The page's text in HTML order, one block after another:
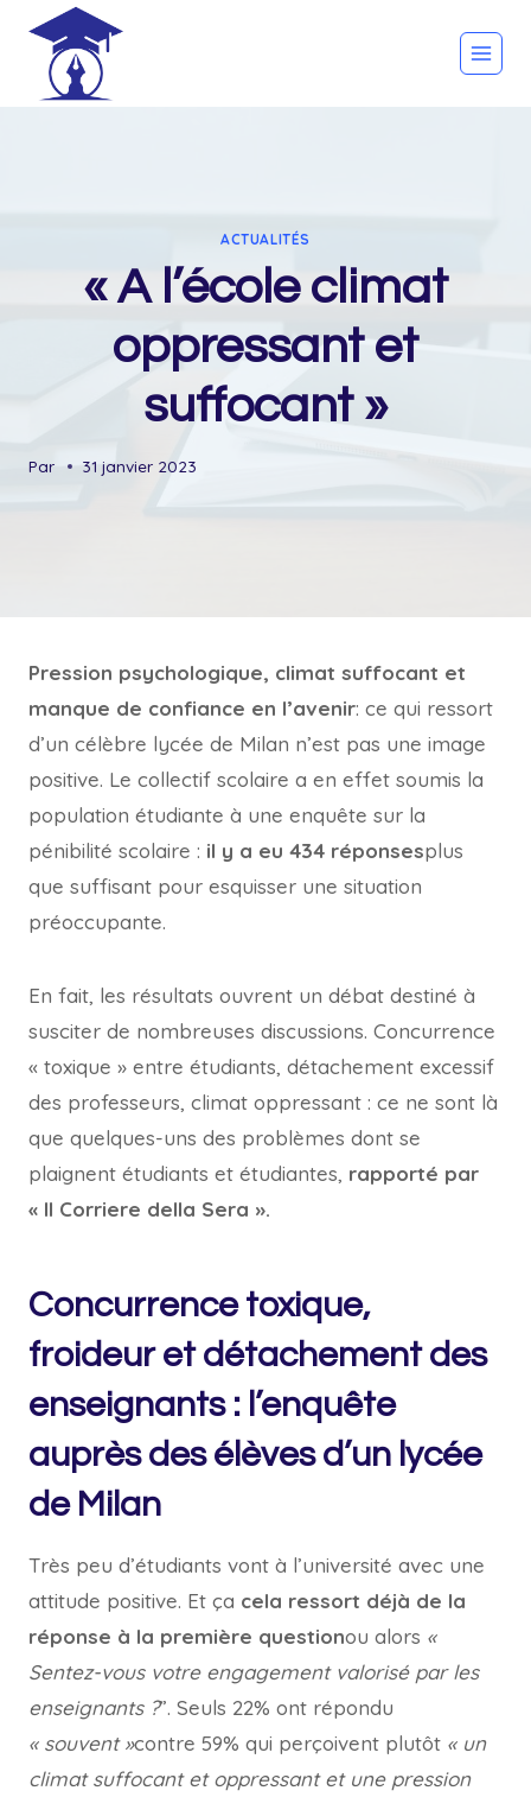
content
ACTUALITÉS
« A l’école climat
oppressant et
suffocant »
Par 31 janvier 2023
Pression psychologique, climat suffocant et
manque de confiance en l’avenir: ce qui ressort
d’un célèbre lycée de Milan n’est pas une image
positive. Le collectif scolaire a en effet soumis la
population étudiante à une enquête sur la
pénibilité scolaire : il y a eu 434 réponsesplus
que suffisant pour esquisser une situation
préoccupante.
En fait, les résultats ouvrent un débat destiné à
susciter de nombreuses discussions. Concurrence
« toxique » entre étudiants, détachement excessif
des professeurs, climat oppressant : ce ne sont là
que quelques-uns des problèmes dont se
plaignent étudiants et étudiantes, rapporté par
« Il Corriere della Sera ».
Concurrence toxique,
froideur et détachement des
enseignants : l’enquête
auprès des élèves d’un lycée
de Milan
Très peu d’étudiants vont à l’université avec une
attitude positive. Et ça cela ressort déjà de la
réponse à la première questionou alors «
Sentez-vous votre engagement valorisé par les
enseignants ?”. Seuls 22% ont répondu
« souvent »contre 59% qui perçoivent plutôt « un
climat suffocant et oppressant et une pression